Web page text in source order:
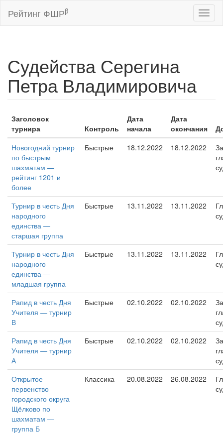
Рейтинг ФШРβ
Судейства Серегина
Петра Владимировича
Заголовок
турнира
Контроль
Дата
начала
Дата
окончания
Новогодний турнир
по быстрым
шахматам —
рейтинг 1201 и
более
Быстрые 18.12.2022 18.12.2022
Турнир в честь Дня
народного
единства —
старшая группа
Быстрые 13.11.2022 13.11.2022
Турнир в честь Дня
народного
единства —
младшая группа
Быстрые 13.11.2022 13.11.2022
Рапид в честь Дня
Учителя — турнир
В
Быстрые 02.10.2022 02.10.2022
Рапид в честь Дня
Учителя — турнир
А
Быстрые 02.10.2022 02.10.2022
Открытое
первенство
городского округа
Щёлково по
шахматам —
группа Б
Классика 20.08.2022 26.08.2022